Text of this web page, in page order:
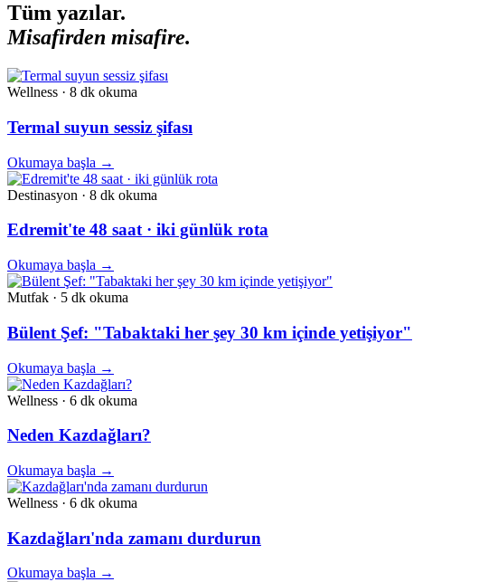
Tüm yazılar.
Misafirden misafire.
Wellness · 8 dk okuma
Termal suyun sessiz şifası
Okumaya başla →
Destinasyon · 8 dk okuma
Edremit'te 48 saat · iki günlük rota
Okumaya başla →
Mutfak · 5 dk okuma
Bülent Şef: "Tabaktaki her şey 30 km içinde yetişiyor"
Okumaya başla →
Wellness · 6 dk okuma
Neden Kazdağları?
Okumaya başla →
Wellness · 6 dk okuma
Kazdağları'nda zamanı durdurun
Okumaya başla →